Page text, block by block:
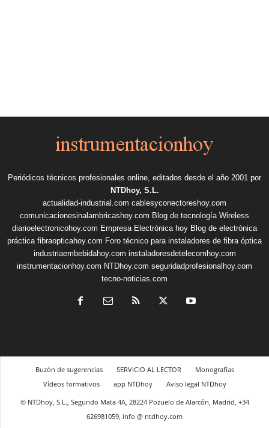
Periódicos técnicos profesionales online, editados desde el año 2001 por
NTDhoy, S.L.
actualidad-industrial.com cablesyconectoreshoy.com
comunicacionesinalambricashoy.com Blog de tecnología Wireless
diarioelectronicohoy.com Empresa Electrónica hoy Blog de electrónica
práctica fibraopticahoy.com Foro técnico para instaladores de fibra óptica
industriaembebidahoy.com instaladoresdetelecomhoy.com
instrumentacionhoy.com NTDhoy.com seguridadprofesionalhoy.com
tecno-noticias.com
Buzón de sugerencias SERVICIO AL LECTOR
Monografías
Vídeos formativos
app NTDhoy
Aviso legal NTDhoy
© NTDhoy, S.L., Segundo Mata 4A, 28224 Pozuelo de Alarcón, Madrid, +34
626981059, info @ ntdhoy.com